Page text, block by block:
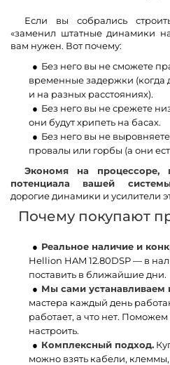
Если вы собрались
«заменил штатные динамики
вам нужен. Вот почему:
Без него вы не сможете
временные задержки (когда
и на разных расстояниях).
Без него вы не срежете
они будут хрипеть на басах.
Без него вы не
провалы или горбы (а они
Экономя на процессоре,
потенциала вашей
дорогие динамики и усилители
Почему покупают
Реальное наличие и
Hellion HAM 12.80DSP — в
поставить в ближайшие дни.
Мы сами устанавливаем
мастера каждый день
работает, а что нет. Поможем
настроить.
Комплексный подход.
можно взять кабели,